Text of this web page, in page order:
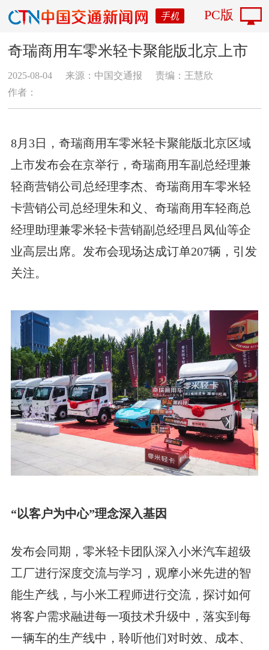
手机 PC版
奇瑞商用车零米轻卡聚能版北京上市
2025-08-04 来源：中国交通报
责编：王慧欣
作者：
8月3日，奇瑞商用车零米轻卡聚能版北京区域
上市发布会在京举行，奇瑞商用车副总经理兼
轻商营销公司总经理李杰、奇瑞商用车零米轻
卡营销公司总经理朱和义、奇瑞商用车轻商总
经理助理兼零米轻卡营销副总经理吕凤仙等企
业高层出席。发布会现场达成订单207辆，引发
关注。
“以客户为中心”理念深入基因
发布会同期，零米轻卡团队深入小米汽车超级
工厂进行深度交流与学习，观摩小米先进的智
能生产线，与小米工程师进行交流，探讨如何
将客户需求融进每一项技术升级中，落实到每
一辆车的生产线中，聆听他们对时效、成本、